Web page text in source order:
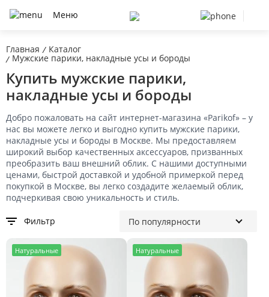
Меню
Главная / Каталог
/ Мужские парики, накладные усы и бороды
Купить мужские парики,
накладные усы и бороды
Добро пожаловать на сайт интернет-магазина «Parikof» – у
нас вы можете легко и выгодно купить мужские парики,
накладные усы и бороды в Москве. Мы предоставляем
широкий выбор качественных аксессуаров, призванных
преобразить ваш внешний облик. С нашими доступными
ценами, быстрой доставкой и удобной примеркой перед
покупкой в Москве, вы легко создадите желаемый облик,
подчеркивая свою уникальность и стиль.
Фильтр
Натуральные Натуральные